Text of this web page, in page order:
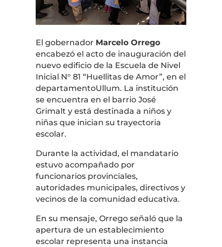
El gobernador Marcelo Orrego
encabezó el acto de inauguración del
nuevo edificio de la Escuela de Nivel
Inicial N° 81 “Huellitas de Amor”, en el
departamentoUllum. La institución
se encuentra en el barrio José
Grimalt y está destinada a niños y
niñas que inician su trayectoria
escolar.
Durante la actividad, el mandatario
estuvo acompañado por
funcionarios provinciales,
autoridades municipales, directivos y
vecinos de la comunidad educativa.
En su mensaje, Orrego señaló que la
apertura de un establecimiento
escolar representa una instancia